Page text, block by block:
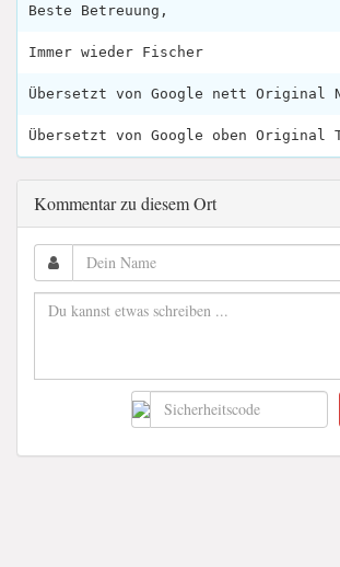
Beste Betreuung,
Immer wieder Fischer
Übersetzt von Google nett Original
Übersetzt von Google oben Original
Kommentar zu diesem Ort